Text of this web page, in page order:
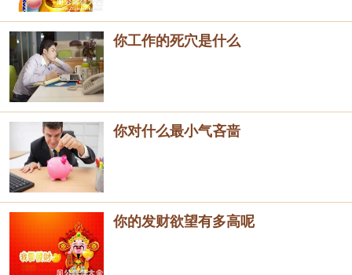
你工作的死穴是什么
你对什么最小气吝啬
你的发财欲望有多高呢